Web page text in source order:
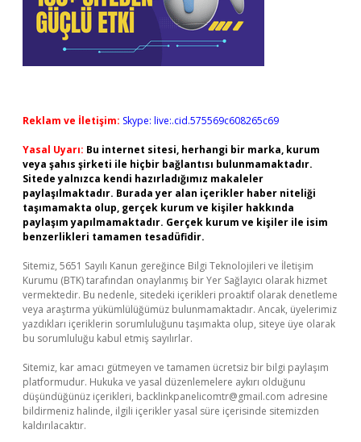
Reklam ve İletişim: Skype: live:.cid.575569c608265c69
Yasal Uyarı: Bu internet sitesi, herhangi bir marka, kurum
veya şahıs şirketi ile hiçbir bağlantısı bulunmamaktadır.
Sitede yalnızca kendi hazırladığımız makaleler
paylaşılmaktadır. Burada yer alan içerikler haber niteliği
taşımamakta olup, gerçek kurum ve kişiler hakkında
paylaşım yapılmamaktadır. Gerçek kurum ve kişiler ile isim
benzerlikleri tamamen tesadüfidir.
Sitemiz, 5651 Sayılı Kanun gereğince Bilgi Teknolojileri ve İletişim
Kurumu (BTK) tarafından onaylanmış bir Yer Sağlayıcı olarak hizmet
vermektedir. Bu nedenle, sitedeki içerikleri proaktif olarak denetleme
veya araştırma yükümlülüğümüz bulunmamaktadır. Ancak, üyelerimiz
yazdıkları içeriklerin sorumluluğunu taşımakta olup, siteye üye olarak
bu sorumluluğu kabul etmiş sayılırlar.
Sitemiz, kar amacı gütmeyen ve tamamen ücretsiz bir bilgi paylaşım
platformudur. Hukuka ve yasal düzenlemelere aykırı olduğunu
düşündüğünüz içerikleri, backlinkpanelicomtr@gmail.com adresine
bildirmeniz halinde, ilgili içerikler yasal süre içerisinde sitemizden
kaldırılacaktır.